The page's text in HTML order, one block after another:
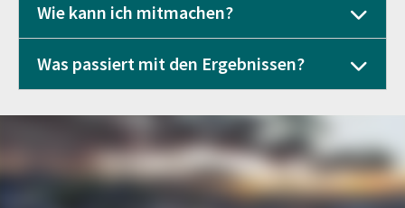
Wie kann ich mitmachen?
Was passiert mit den Ergebnissen?